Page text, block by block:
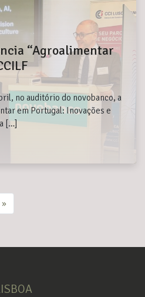
“Agroalimentar
no auditório do novobanco, a
em Portugal: Inovações e
[…]
»